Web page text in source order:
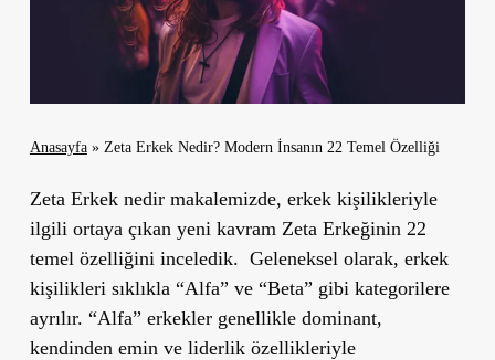
Anasayfa» Zeta Erkek Nedir? Modern İnsanın 22 Temel Özelliği
Zeta Erkeknedir makalemizde, erkek kişilikleriyle
ilgili ortaya çıkan yeni kavram Zeta Erkeğinin 22
temel özelliğini inceledik. Geleneksel olarak, erkek
kişilikleri sıklıkla “Alfa” ve “Beta” gibi kategorilere
ayrılır. “Alfa” erkekler genellikle dominant,
kendinden emin ve liderlik özellikleriyle